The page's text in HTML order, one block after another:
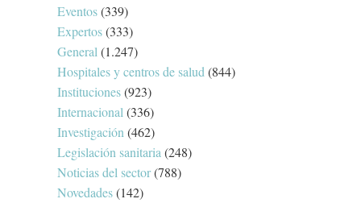
Eventos(339)
Expertos(333)
General (1.247)
Hospitales y centros de salud (844)
Instituciones(923)
Internacional (336)
Investigación (462)
Legislación sanitaria (248)
Noticias del sector(788)
Novedades(142)